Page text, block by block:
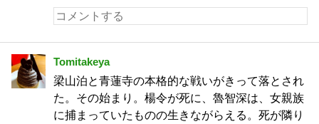
Tomitakeya
梁山泊と青蓮寺の本格的な戦いがきって落とされ
た。その始まり。楊令が死に、魯智深は、女親族
に捕まっていたものの生きながらえる。死が隣り